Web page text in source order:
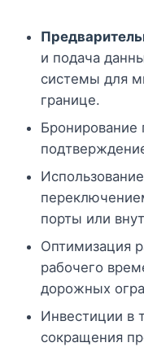
и подача
системы для
границе.
Бронирование
порты или
Оптимизация
рабочего
дорожных
Инвестиции в
сокращения